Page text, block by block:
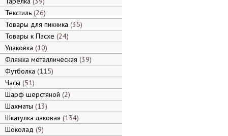
Текстиль 26
Товары для пикника 35
Товары к Пасхе 24
Упаковка 10
Фляжка металлическая 39
Футболка 115
Часы 51
Шарф шерстяной 2
Шахматы 13
Шкатулка лаковая 134
Шоколад 9